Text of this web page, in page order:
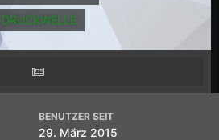
DRUCKWELLE
BENUTZER SEIT
29. März 2015